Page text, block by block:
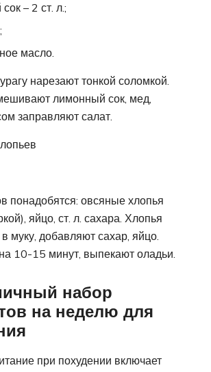
– 2 ст. л.;
масло.
нарезают тонкой соломкой.
лимонный сок, мед,
заправляют салат.
понадобятся: овсяные хлопья
яйцо, ст. л. сахара. Хлопья
муку, добавляют сахар, яйцо.
10-15 минут, выпекают оладьи.
набор
на неделю для
при похудении включает